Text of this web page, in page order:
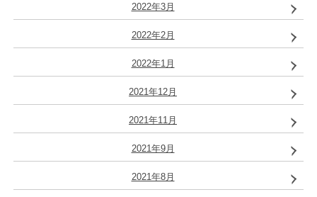
2022年3月
2022年2月
2022年1月
2021年12月
2021年11月
2021年9月
2021年8月